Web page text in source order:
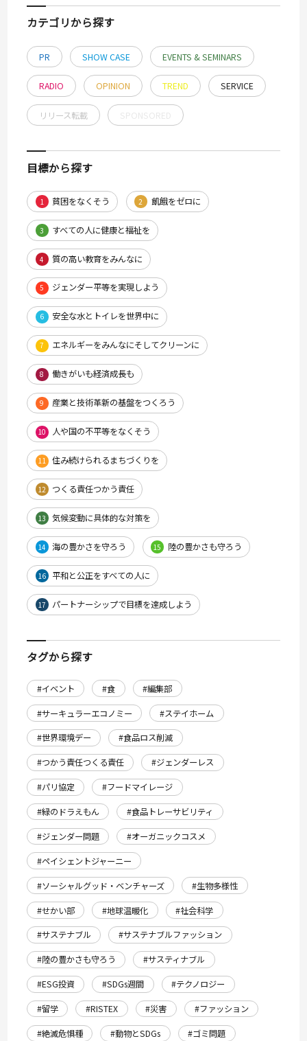
カテゴリから探す
PR SHOW CASE EVENTS & SEMINARS
RADIO OPINION TREND SERVICE
リリース転載
目標から探す
1 貧困をなくそう 2 飢餓をゼロに
3 すべての人に健康と福祉を
4 質の高い教育をみんなに
5 ジェンダー平等を実現しよう
6 安全な水とトイレを世界中に
7 エネルギーをみんなにそしてクリーンに
8 働きがいも経済成長も
9 産業と技術革新の基盤をつくろう
10 人や国の不平等をなくそう
11 住み続けられるまちづくりを
12 つくる責任つかう責任
13 気候変動に具体的な対策を
14 海の豊かさを守ろう 15 陸の豊かさも守ろう
16 平和と公正をすべての人に
17 パートナーシップで目標を達成しよう
タグから探す
#イベント #食
#編集部
#サーキュラーエコノミー
#ステイホーム
#世界環境デー
#食品ロス削減
#つかう責任つくる責任
#ジェンダーレス
#パリ協定
#フードマイレージ
#緑のドラえもん
#食品トレーサビリティ
#ジェンダー問題
#オーガニックコスメ
#ペイシェントジャーニー
#ソーシャルグッド・ベンチャーズ
#生物多様性
#せかい部
#地球温暖化
#社会科学
#サステナブル
#サステナブルファッション
#陸の豊かさも守ろう
#サスティナブル
#ESG投資
#SDGs週間
#テクノロジー
#留学
#RISTEX #災害
#ファッション
#絶滅危惧種
#動物とSDGs #ゴミ問題